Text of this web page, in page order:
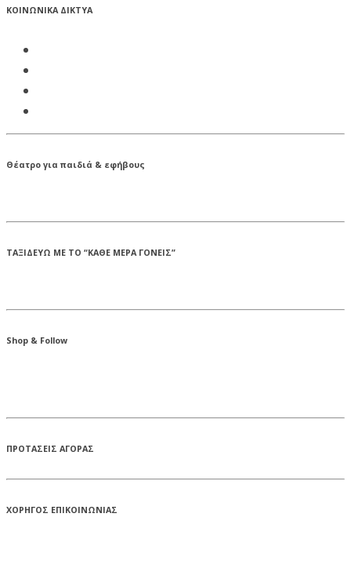
ΚΟΙΝΩΝΙΚΑ ΔΙΚΤΥΑ
Θέατρο για παιδιά & εφήβους
ΤΑΞΙΔΕΥΩ ΜΕ ΤΟ “ΚΑΘΕ ΜΕΡΑ ΓΟΝΕΙΣ”
Shop & Follow
ΠΡΟΤΑΣΕΙΣ ΑΓΟΡΑΣ
ΧΟΡΗΓΟΣ ΕΠΙΚΟΙΝΩΝΙΑΣ